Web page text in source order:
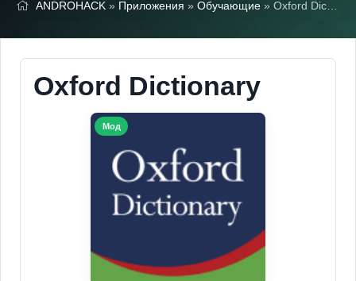
ANDROHACK » Приложения » Обучающие » Oxford Dictionary (Мод, Premium Unlocked)
Oxford Dictionary
Мод